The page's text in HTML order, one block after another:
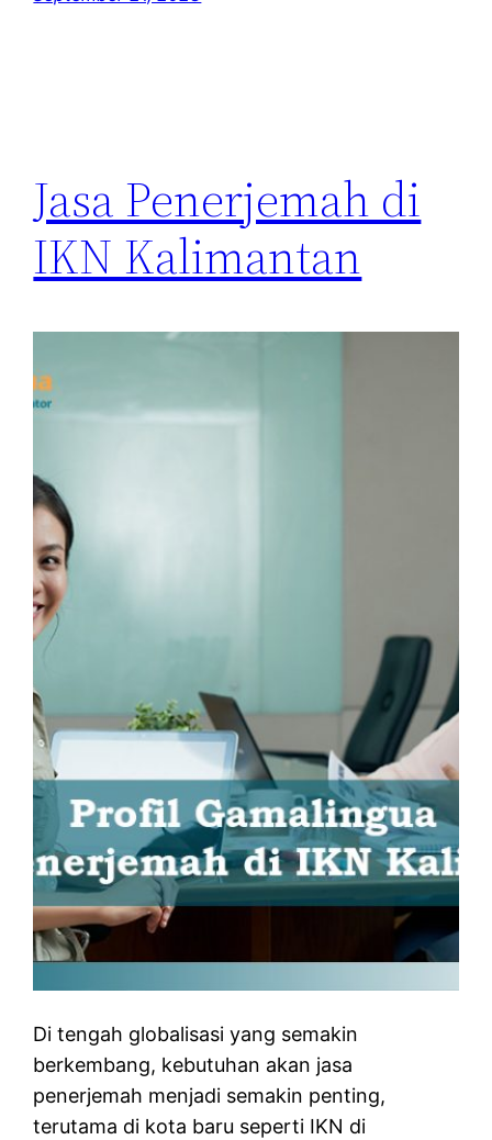
Jasa Penerjemah di
IKN Kalimantan
Di tengah globalisasi yang semakin
berkembang, kebutuhan akan jasa
penerjemah menjadi semakin penting,
terutama di kota baru seperti IKN di